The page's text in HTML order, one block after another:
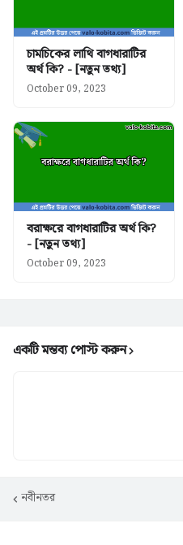
চামচিকের লাথি বাগধারাটির
অর্থ কি? - [নতুন তথ্য]
October 09, 2023
বরাক্ষরে বাগধারাটির অর্থ কি?
- [নতুন তথ্য]
October 09, 2023
একটি মন্তব্য পোস্ট করুন
নবীনতর